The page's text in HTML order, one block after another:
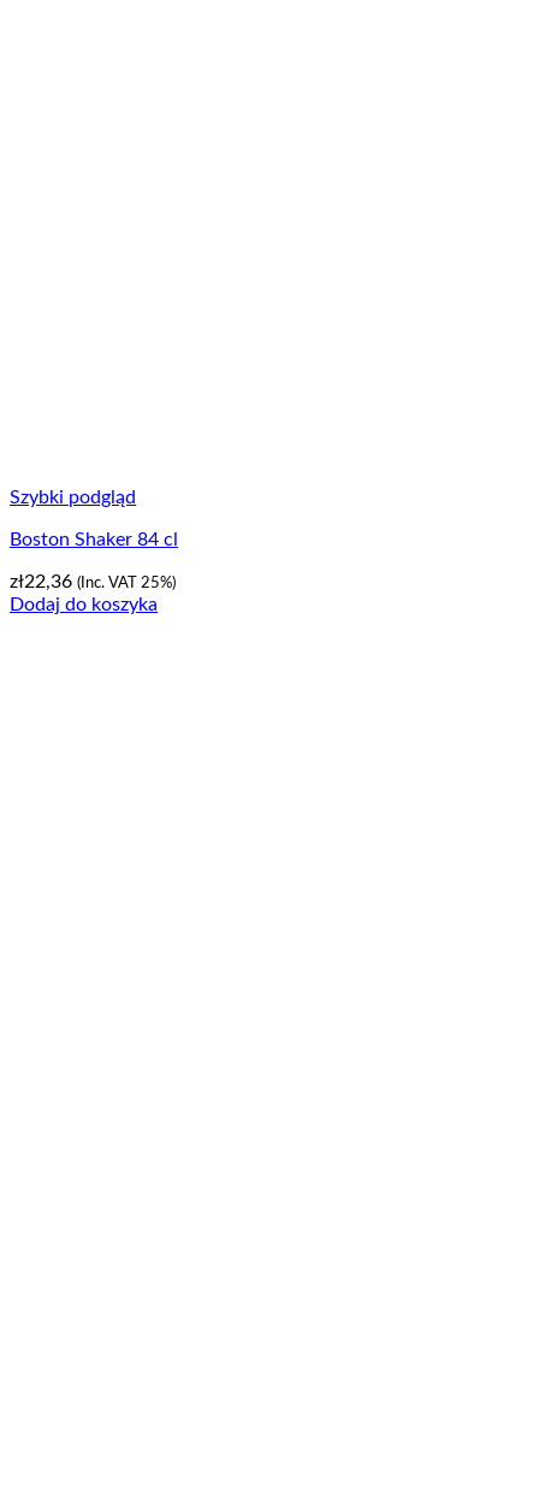
Szybki podgląd
Boston Shaker 84 cl
zł22,36 (Inc. VAT 25%)
Dodaj do koszyka